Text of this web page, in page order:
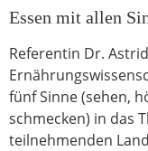
Essen mit allen
Referentin Dr.
fünf Sinne (sehen,
schmecken) in das
teilnehmenden